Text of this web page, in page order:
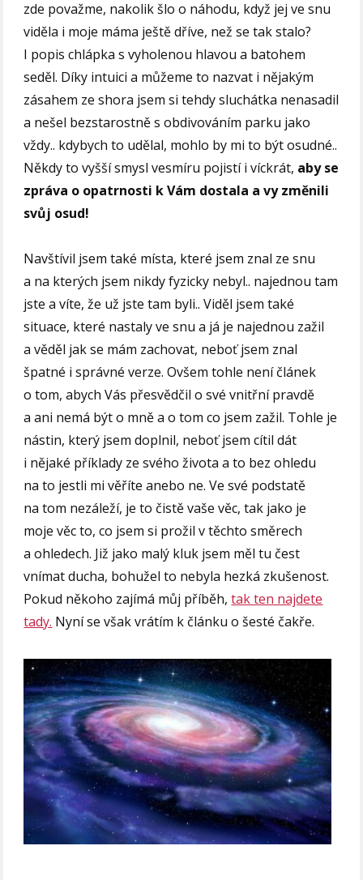
zde považme, nakolik šlo o náhodu, když jej ve snu
viděla i moje máma ještě dříve, než se tak stalo?
I popis chlápka s vyholenou hlavou a batohem
seděl. Díky intuici a můžeme to nazvat i nějakým
zásahem ze shora jsem si tehdy sluchátka nenasadil
a nešel bezstarostně s obdivováním parku jako
vždy.. kdybych to udělal, mohlo by mi to být osudné..
Někdy to vyšší smysl vesmíru pojistí i víckrát, aby se
zpráva o opatrnosti k Vám dostala a vy změnili
svůj osud!
Navštívil jsem také místa, které jsem znal ze snu
a na kterých jsem nikdy fyzicky nebyl.. najednou tam
jste a víte, že už jste tam byli.. Viděl jsem také
situace, které nastaly ve snu a já je najednou zažil
a věděl jak se mám zachovat, neboť jsem znal
špatné i správné verze. Ovšem tohle není článek
o tom, abych Vás přesvědčil o své vnitřní pravdě
a ani nemá být o mně a o tom co jsem zažil. Tohle je
nástin, který jsem doplnil, neboť jsem cítil dát
i nějaké příklady ze svého života a to bez ohledu
na to jestli mi věříte anebo ne. Ve své podstatě
na tom nezáleží, je to čistě vaše věc, tak jako je
moje věc to, co jsem si prožil v těchto směrech
a ohledech. Již jako malý kluk jsem měl tu čest
vnímat ducha, bohužel to nebyla hezká zkušenost.
Pokud někoho zajímá můj příběh,tak ten najdete
tady. Nyní se však vrátím k článku o šesté čakře.